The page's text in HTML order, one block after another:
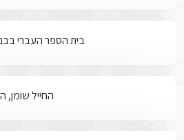
בית הספר העברי
החייל שומן,